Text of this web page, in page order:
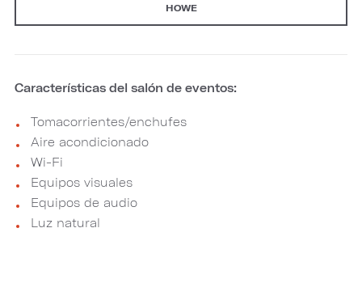
HOWE
Características del salón de eventos:
Tomacorrientes/enchufes
Aire acondicionado
Wi-Fi
Equipos visuales
Equipos de audio
Luz natural